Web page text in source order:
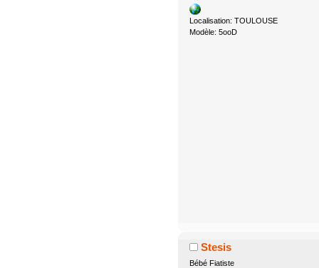
Localisation: TOULOUSE
Modèle: 5ooD
Stesis
Bébé Fiatiste